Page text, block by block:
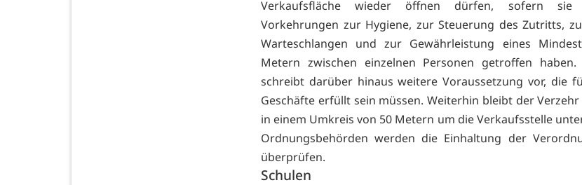
Verkaufsfläche wieder öffnen dürfen, sofern sie
Vorkehrungen zur Hygiene, zur Steuerung des Zutritts,
Warteschlangen und zur Gewährleistung eines
Metern zwischen einzelnen Personen getroffen
schreibt darüber hinaus weitere Voraussetzung vor, die
Geschäfte erfüllt sein müssen. Weiterhin bleibt der
in einem Umkreis von 50 Metern um die Verkaufsstelle
Ordnungsbehörden werden die Einhaltung der
überprüfen.
Schulen